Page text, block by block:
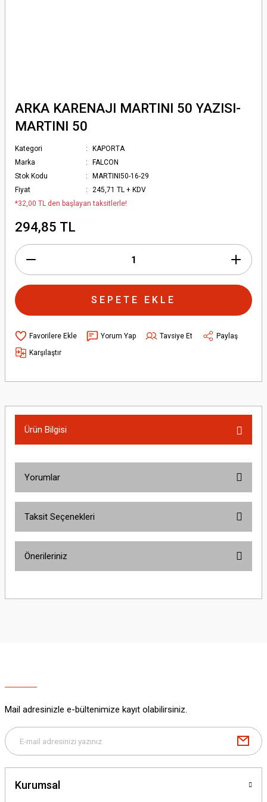
ARKA KARENAJI MARTINI 50 YAZISI-
MARTINI 50
Kategori
KAPORTA
Marka
FALCON
Stok Kodu
MARTINI50-16-29
Fiyat
245,71 TL + KDV
*32,00 TL den başlayan taksitlerle!
294,85 TL
SEPETE EKLE
Yorum Yap Tavsiye Et
Paylaş
Karşılaştır
Ürün Bilgisi
Yorumlar
Taksit Seçenekleri
Önerileriniz
yetersiz gördüğünüz noktaları öneri formunu kullanarak tarafımıza
Bu ürüne benzer farklı alternatifler olmalı.
Mail adresinizle e-bültenimize kayıt olabilirsiniz.
Kurumsal